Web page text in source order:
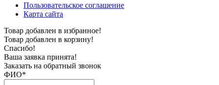
Пользовательское соглашение
Карта сайта
Товар добавлен в избранное!
Товар добавлен в корзину!
Спасибо!
Ваша заявка принята!
Заказать на обратный звонок
ФИО*